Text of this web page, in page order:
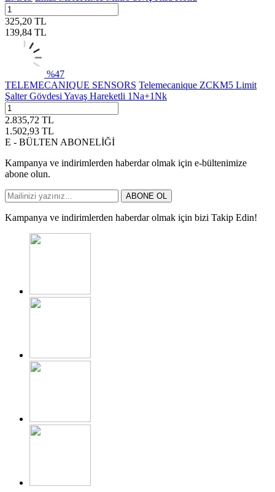
325,20 TL
139,84 TL
%47
TELEMECANIQUE SENSORS Telemecanique ZCKM5 Limit
Şalter Gövdesi Yavaş Hareketli 1Na+1Nk
2.835,72 TL
1.502,93 TL
E - BÜLTEN ABONELİĞİ
Kampanya ve indirimlerden haberdar olmak için e-bültenimize
abone olun.
ABONE OL
Kampanya ve indirimlerden haberdar olmak için bizi Takip Edin!